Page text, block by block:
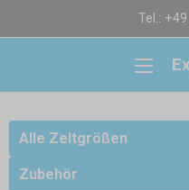
Tel.:
Alle Zeltgrößen
Zubehör